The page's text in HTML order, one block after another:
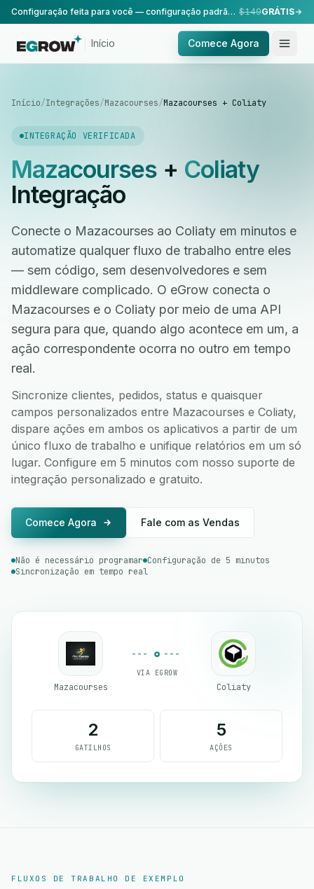
Configuração feita para você — configuração padrão, realizada pela nossa equipe. $149GRÁTIS
Início Comece Agora
Início/Integrações/Mazacourses/Mazacourses + Coliaty
INTEGRAÇÃO VERIFICADA
Mazacourses+ Coliaty
Integração
Conecte o Mazacourses ao Coliaty em minutos e
automatize qualquer fluxo de trabalho entre eles
— sem código, sem desenvolvedores e sem
middleware complicado. O eGrow conecta o
Mazacourses e o Coliaty por meio de uma API
segura para que, quando algo acontece em um, a
ação correspondente ocorra no outro em tempo
real.
Sincronize clientes, pedidos, status e quaisquer
campos personalizados entre Mazacourses e Coliaty,
dispare ações em ambos os aplicativos a partir de um
único fluxo de trabalho e unifique relatórios em um só
lugar. Configure em 5 minutos com nosso suporte de
integração personalizado e gratuito.
Comece Agora Fale com as Vendas
Não é necessário programar Configuração de 5 minutos
Sincronização em tempo real
Mazacourses
VIA EGROW
Coliaty
2
GATILHOS
5
AÇÕES
FLUXOS DE TRABALHO DE EXEMPLO